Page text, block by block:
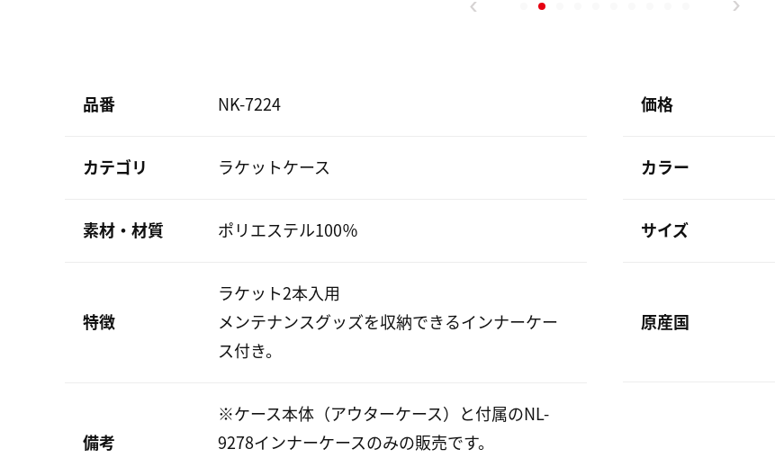
品番 NK-7224 価格
カテゴリ ラケットケース カラー
素材・材質 ポリエステル100％ サイズ
特徴
ラケット2本入用
メンテナンスグッズを収納できるインナーケー
ス付き。
原産国
備考
※ケース本体（アウターケース）と付属のNL-
9278インナーケースのみの販売です。